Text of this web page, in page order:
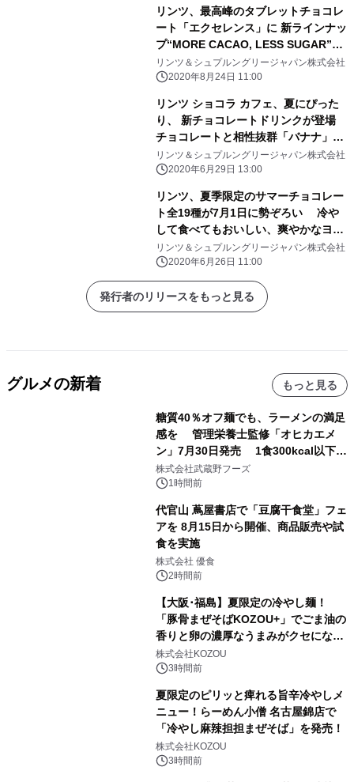
リンツ、最高峰のタブレットチョコレ
ート「エクセレンス」に 新ラインナッ
プ“MORE CACAO, LESS SUGAR”の
「ハイカカオ ミルクチョコレート」9
月1日新発売
リンツ＆シュプルングリージャパン株式会社
2020年8月24日 11:00
リンツ ショコラ カフェ、夏にぴった
り、 新チョコレートドリンクが登場
チョコレートと相性抜群「バナナ」7
月1日新発売
リンツ＆シュプルングリージャパン株式会社
2020年6月29日 13:00
リンツ、夏季限定のサマーチョコレー
ト全19種が7月1日に勢ぞろい 冷や
して食べてもおいしい、爽やかなヨー
グルト風味の 「スリムタブレット」
「プラリネ」日本初登場
リンツ＆シュプルングリージャパン株式会社
2020年6月26日 11:00
発行者のリリースをもっと見る
グルメの新着 もっと見る
糖質40％オフ麺でも、ラーメンの満足
感を 管理栄養士監修「オヒカエメ
ン」7月30日発売 1食300kcal以下・
1日の1/3量の野菜・塩分3.3g以下を実
現
株式会社武蔵野フーズ
1時間前
代官山 蔦屋書店で「豆腐干食堂」フェ
アを 8月15日から開催、商品販売や試
食を実施
株式会社 優食
2時間前
【大阪･福島】夏限定の冷やし麺！
「豚骨まぜそばKOZOU+」でごま油の
香りと卵の濃厚なうまみがクセになる
「冷やしネギ玉」を発売！
株式会社KOZOU
3時間前
夏限定のピリッと痺れる旨辛冷やしメ
ニュー！らーめん小僧 名古屋錦店で
「冷やし麻辣担担まぜそば」を発売！
株式会社KOZOU
3時間前